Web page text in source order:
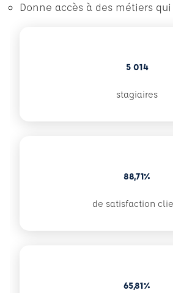
Donne accès à des métiers
5 014
stagiaires
88,71%
de satisfaction
65,81%